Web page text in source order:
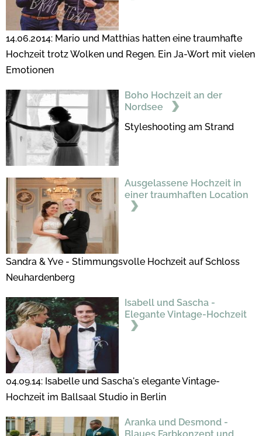
14.06.2014: Mario und Matthias hatten eine traumhafte
Hochzeit trotz Wolken und Regen. Ein Ja-Wort mit vielen
Emotionen
Boho Hochzeit an der
Nordsee
Styleshooting am Strand
Ausgelassene Hochzeit in
einer traumhaften Location
Sandra & Yve - Stimmungsvolle Hochzeit auf Schloss
Neuhardenberg
Isabell und Sascha -
Elegante Vintage-Hochzeit
04.09.14: Isabelle und Sascha's elegante Vintage-
Hochzeit im Ballsaal Studio in Berlin
Aranka und Desmond -